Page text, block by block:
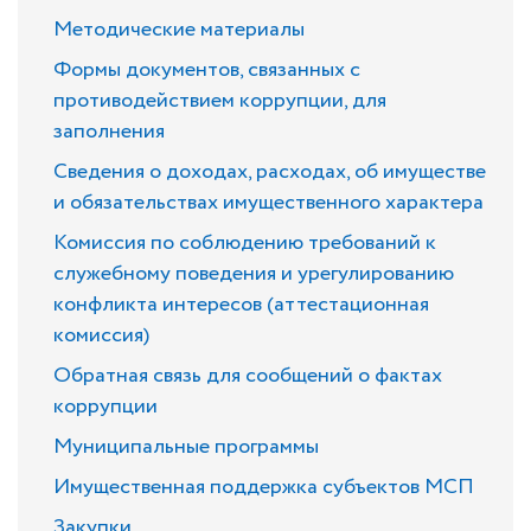
Методические материалы
Формы документов, связанных с
противодействием коррупции, для
заполнения
Сведения о доходах, расходах, об имуществе
и обязательствах имущественного характера
Комиссия по соблюдению требований к
служебному поведения и урегулированию
конфликта интересов (аттестационная
комиссия)
Обратная связь для сообщений о фактах
коррупции
Муниципальные программы
Имущественная поддержка субъектов МСП